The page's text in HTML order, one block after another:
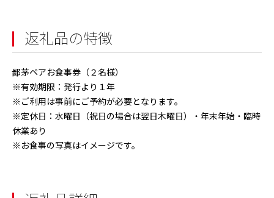
返礼品の特徴
鄙茅ペアお食事券（２名様）
※有効期限：発行より１年
※ご利用は事前にご予約が必要となります。
※定休日：水曜日（祝日の場合は翌日木曜日）・年末年始・臨時
休業あり
※お食事の写真はイメージです。